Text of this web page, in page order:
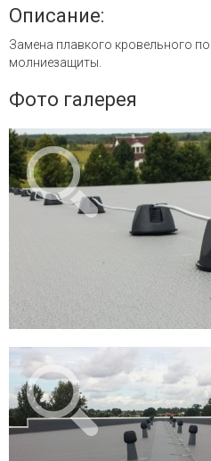
Описание:
Замена плавкого кровельного
молниезащиты.
Фото галерея